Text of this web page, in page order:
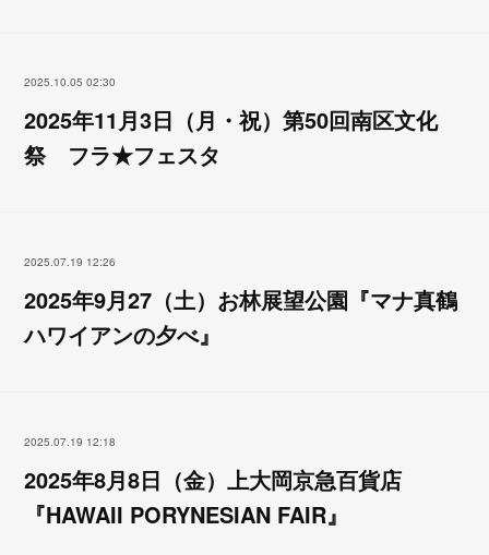
2025.10.05 02:30
2025年11月3日（月・祝）第50回南区文化
祭 フラ★フェスタ
2025.07.19 12:26
2025年9月27（土）お林展望公園『マナ真鶴
ハワイアンの夕べ』
2025.07.19 12:18
2025年8月8日（金）上大岡京急百貨店
『HAWAII PORYNESIAN FAIR』